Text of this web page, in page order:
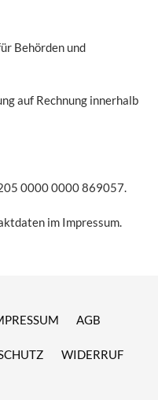
Behörden und
auf Rechnung innerhalb
0000 0000 869057.
im Impressum.
AGB
WIDERRUF